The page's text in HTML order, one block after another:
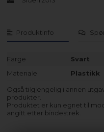
Produktinfo
Farge
Svart
Materiale
Plastikk
Også tilgjengelig i annen
produkter.
Produktet er kun egnet til
angitt etter bindestrek.